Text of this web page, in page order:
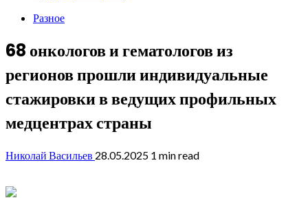
Разное
68 онкологов и гематологов из
регионов прошли индивидуальные
стажировки в ведущих профильных
медцентрах страны
Николай Васильев 28.05.2025 1 min read